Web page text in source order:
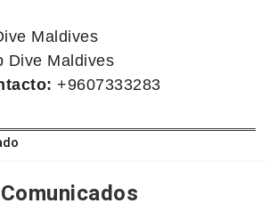
Maldives
Dive Maldives
+9607333283
Comunicados